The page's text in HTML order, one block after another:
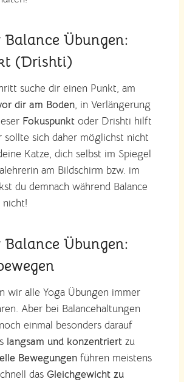
Übungen:
(Drishti)
suche dir einen Punkt, am
dir am Boden, in Verlängerung
Fokuspunkt oder Drishti hilft
sollte sich daher möglichst nicht
Katze, dich selbst im Spiegel
am Bildschirm bzw. im
du demnach während Balance
nicht!
Übungen:
wir alle Yoga Übungen immer
Aber bei Balancehaltungen
einmal besonders darauf
langsam und konzentriert zu
Bewegungen führen meistens
das Gleichgewicht zu